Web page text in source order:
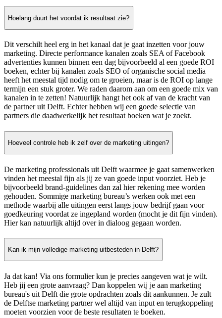
Hoelang duurt het voordat ik resultaat zie?
Dit verschilt heel erg in het kanaal dat je gaat inzetten voor jouw
marketing. Directe performance kanalen zoals SEA of Facebook
advertenties kunnen binnen een dag bijvoorbeeld al een goede ROI
boeken, echter bij kanalen zoals SEO of organische social media
heeft het meestal tijd nodig om te groeien, maar is de ROI op lange
termijn een stuk groter. We raden daarom aan om een goede mix van
kanalen in te zetten! Natuurlijk hangt het ook af van de kracht van
de partner uit Delft. Echter hebben wij een goede selectie van
partners die daadwerkelijk het resultaat boeken wat je zoekt.
Hoeveel controle heb ik zelf over de marketing uitingen?
De marketing professionals uit Delft waarmee je gaat samenwerken
vinden het meestal fijn als jij ze van goede input voorziet. Heb je
bijvoorbeeld brand-guidelines dan zal hier rekening mee worden
gehouden. Sommige marketing bureau’s werken ook met een
methode waarbij alle uitingen eerst langs jouw bedrijf gaan voor
goedkeuring voordat ze ingepland worden (mocht je dit fijn vinden).
Hier kan natuurlijk altijd over in dialoog gegaan worden.
Kan ik mijn volledige marketing uitbesteden in Delft?
Ja dat kan! Via ons formulier kun je precies aangeven wat je wilt.
Heb jij een grote aanvraag? Dan koppelen wij je aan marketing
bureau's uit Delft die grote opdrachten zoals dit aankunnen. Je zult
de Delftse marketing partner wel altijd van input en terugkoppeling
moeten voorzien voor de beste resultaten te boeken.